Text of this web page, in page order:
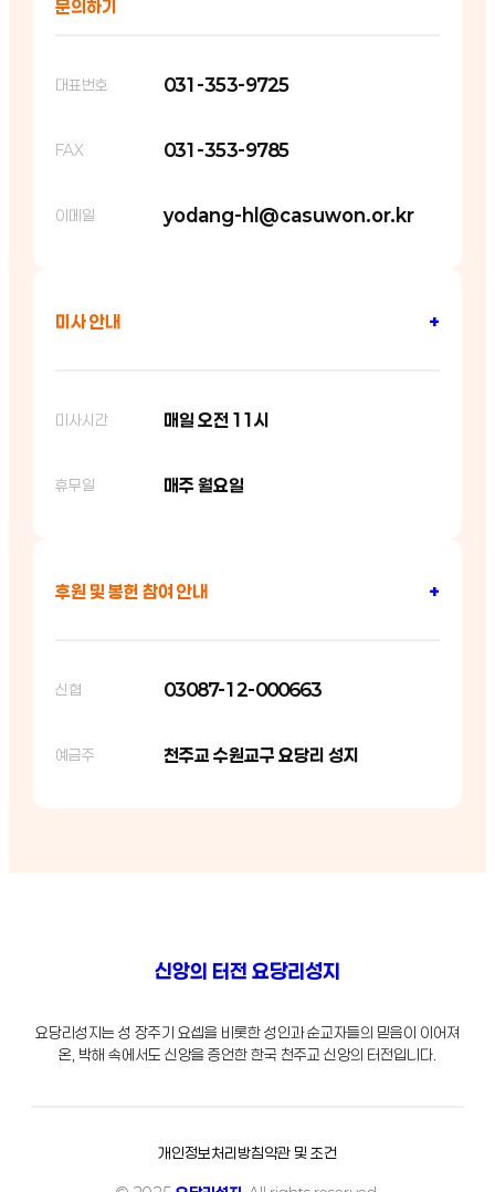
문의하기
대표번호 031-353-9725
FAX 031-353-9785
이메일 yodang-hl@casuwon.or.kr
미사 안내 +
미사시간 매일 오전 11시
휴무일 매주 월요일
후원 및 봉헌 참여 안내 +
신협 03087-12-000663
예금주 천주교 수원교구 요당리 성지
신앙의 터전 요당리성지
요당리성지는 성 장주기 요셉을 비롯한 성인과 순교자들의 믿음이 이어져
온, 박해 속에서도 신앙을 증언한 한국 천주교 신앙의 터전입니다.
개인정보처리방침약관 및 조건